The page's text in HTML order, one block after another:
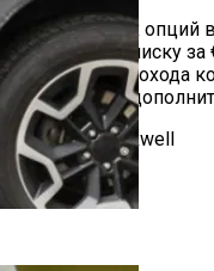
рекламных опций
подписку за
годового дохода
за каждый
Blackwell